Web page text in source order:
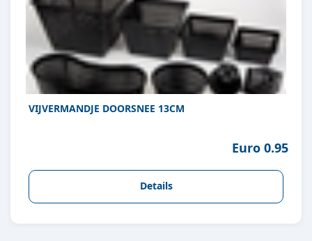
VIJVERMANDJE DOORSNEE 13CM
Euro 0.95
Details